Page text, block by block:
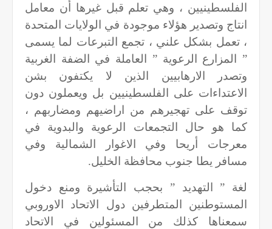
الفلسطينيين ، وهي تعلم قبل غيرها أن معامل
انتاج وتصدير هؤلاء موجودة في الولايات المتحدة
، تعمل بشكل علني ، تجمع التبرعات لما يسمى
” المزارع الرعوية ” العاملة في الضفة الغربية
وتصدر الارهابيين الذين لا يكتفون بشن
الاعتداءات على الفلسطينيين بل ويعملون دون
توقف على تهجيرهم من اراضيهم ومضاربهم ،
كما هو حال التجمعات الرعوية والبدوية في
معرجات أريحا وفي الاغوار الشمالية وفي
مسافر يطا جنوب محافظة الخليل.
لغة ” التهديد ” بحجب التأشيرة ومنع دخول
المستوطنين المتطرفين دول الاتحاد الاوروبي
سمعناها كذلك من المسئولين في الاتحاد